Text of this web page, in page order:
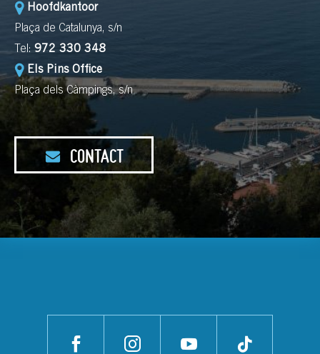
Hoofdkantoor
Plaça de Catalunya, s/n
Tel: 972 330 348
Els Pins Office
Plaça dels Càmpings, s/n
CONTACT